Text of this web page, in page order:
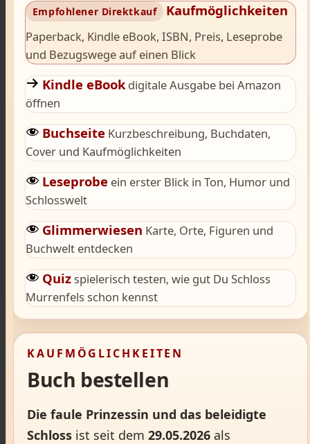
Kaufmöglichkeiten
Paperback, Kindle eBook, ISBN, Preis, Leseprobe
und Bezugswege auf einen Blick
Kindle eBook digitale Ausgabe bei Amazon
öffnen
Buchseite Kurzbeschreibung, Buchdaten,
Cover und Kaufmöglichkeiten
Leseprobe ein erster Blick in Ton, Humor und
Schlosswelt
Glimmerwiesen Karte, Orte, Figuren und
Buchwelt entdecken
Quizspielerisch testen, wie gut Du Schloss
Murrenfels schon kennst
KAUFMÖGLICHKEITEN
Buch bestellen
Die faule Prinzessin und das beleidigte
Schloss ist seit dem29.05.2026 als